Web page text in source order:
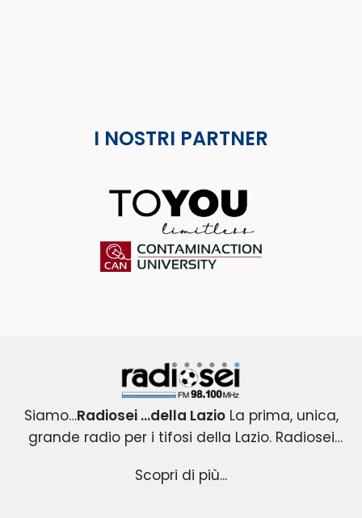
I NOSTRI PARTNER
ToYou
Radiosei 98.100 FM
Siamo…Radiosei …della LazioLa prima, unica,
grande radio per i tifosi della Lazio. Radiosei
diventa immediatamente la loro VOCE.
originale, che copre tutti gli eventi agonistici del
Scopri di più...